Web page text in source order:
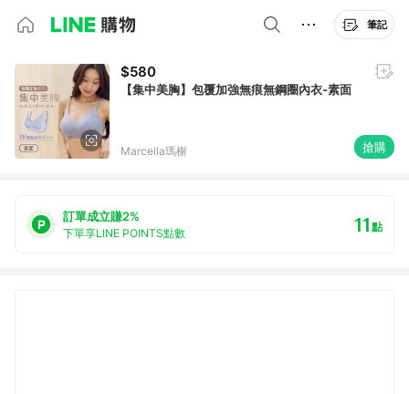
筆記
$580
【集中美胸】包覆加強無痕無鋼圈內衣-素面
Marcella瑪榭 搶購
訂單成立賺2%
下單享LINE POINTS點數 11點